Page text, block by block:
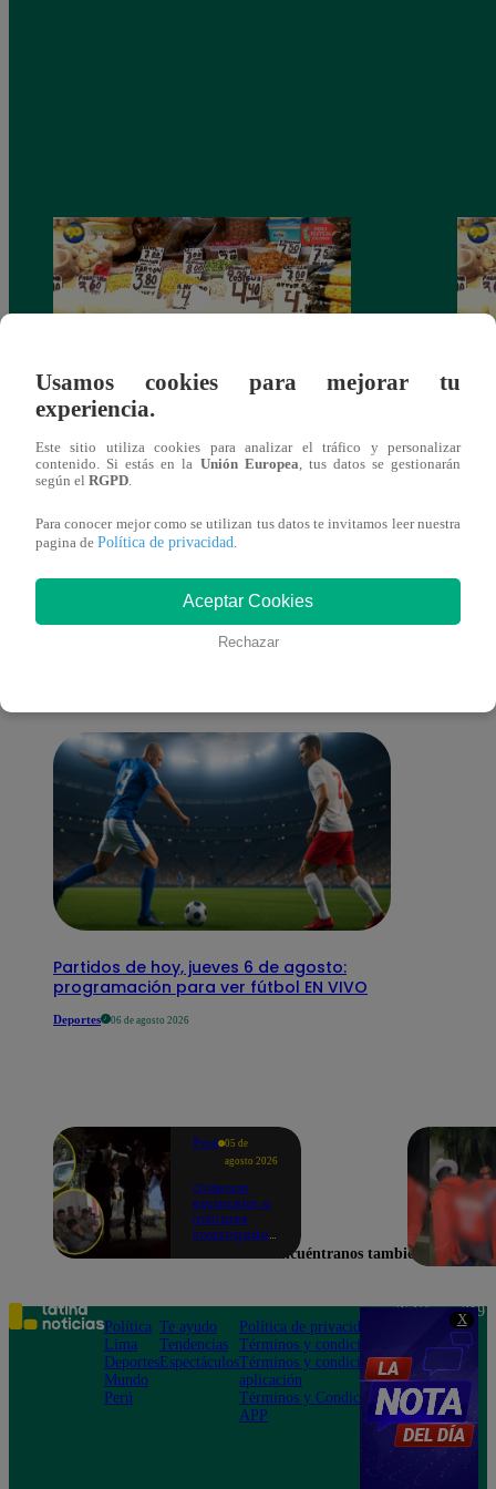
X
Mujeres al Mando – Viernes 25 de febrero
del 2022 – Programa completo
del
También te puede
interesar
Partidos de hoy, jueves 6 de agosto:
programación para ver fútbol EN VIVO
Deportes 06 de agosto 2026
Perú
05 de
agosto 2026
Ordenan
excarcelar a
militares
investigados
Colcabamba
Usamos cookies para mejorar tu
experiencia.
Este sitio utiliza cookies para analizar el tráfico y personalizar
contenido. Si estás en la Unión Europea , tus datos se gestionarán
según el RGPD
Para conocer mejor como se utilizan tus datos te invitamos leer nuestra
pagina de Política de privacidad
Aceptar Cookies
Rechazar
Encuéntranos también en
Política
Lima
Deportes
Mundo
Perú
Te ayudo
Tendencias
Espectáculos
Política de privacidad
Términos y condiciones
Términos y condiciones
aplicación
Términos y Condiciones
APP
Teléfono: 219
Av. San
Felipe 968
Jesús María